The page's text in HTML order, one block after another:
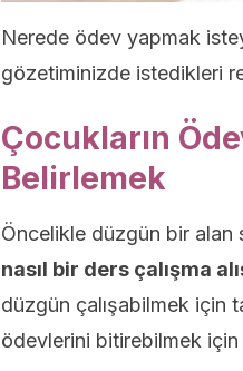
Nerede ödev yapmak
gözetiminizde istedikleri
Çocukların
Belirlemek
Öncelikle düzgün bir alan
nasıl bir ders çalışma
düzgün çalışabilmek için
ödevlerini bitirebilmek